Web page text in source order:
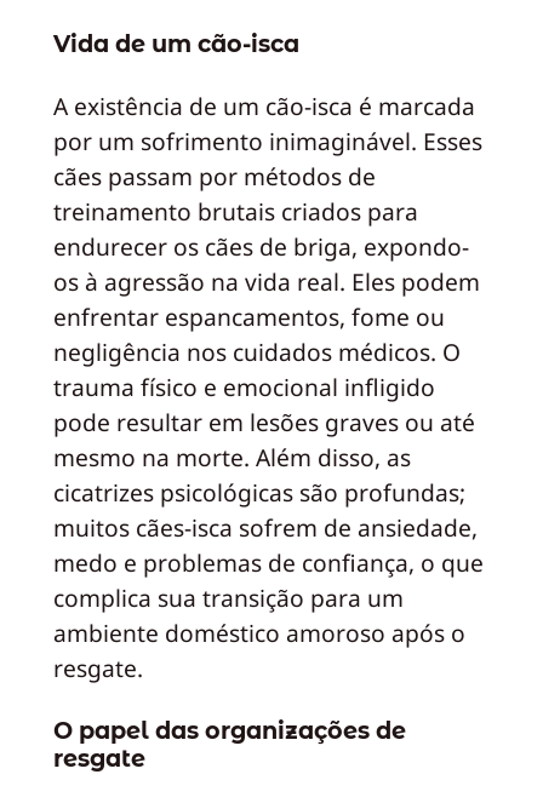
Vida de um cão-isca
A existência de um cão-isca é marcada
por um sofrimento inimaginável. Esses
cães passam por métodos de
treinamento brutais criados para
endurecer os cães de briga, expondo-
os à agressão na vida real. Eles podem
enfrentar espancamentos, fome ou
negligência nos cuidados médicos. O
trauma físico e emocional infligido
pode resultar em lesões graves ou até
mesmo na morte. Além disso, as
cicatrizes psicológicas são profundas;
muitos cães-isca sofrem de ansiedade,
medo e problemas de confiança, o que
complica sua transição para um
ambiente doméstico amoroso após o
resgate.
O papel das organizações de
resgate